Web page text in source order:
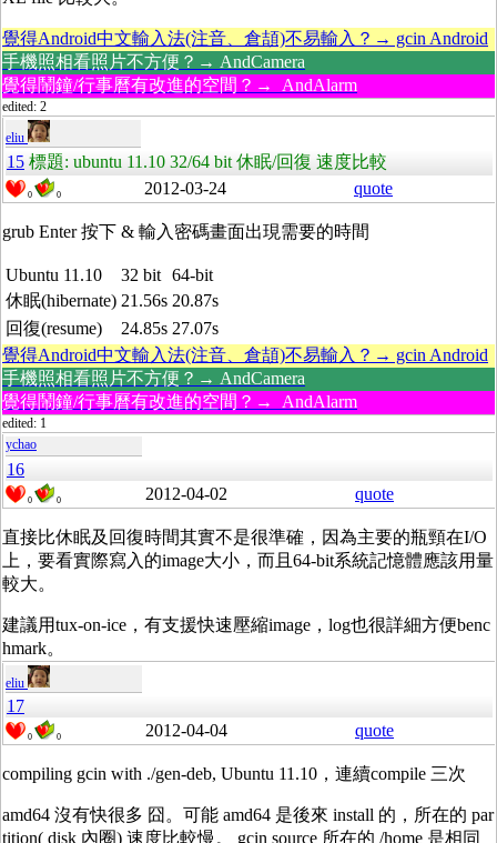
覺得Android中文輸入法(注音、倉頡)不易輸入？→ gcin Android
手機照相看照片不方便？→ AndCamera
覺得鬧鐘/行事曆有改進的空間？→ AndAlarm
edited: 2
eliu
15 標題: ubuntu 11.10 32/64 bit 休眠/回復 速度比較
0 0 2012-03-24 quote
grub Enter 按下 & 輸入密碼畫面出現需要的時間
Ubuntu 11.10 32 bit 64-bit
休眠(hibernate) 21.56s 20.87s
回復(resume)
24.85s 27.07s
覺得Android中文輸入法(注音、倉頡)不易輸入？→ gcin Android
手機照相看照片不方便？→ AndCamera
覺得鬧鐘/行事曆有改進的空間？→ AndAlarm
edited: 1
ychao
16
0 0 2012-04-02 quote
直接比休眠及回復時間其實不是很準確，因為主要的瓶頸在I/O
上，要看實際寫入的image大小，而且64-bit系統記憶體應該用量
較大。
建議用tux-on-ice，有支援快速壓縮image，log也很詳細方便benc
hmark。
eliu
17
0 0 2012-04-04 quote
compiling gcin with ./gen-deb, Ubuntu 11.10，連續compile 三次
amd64 沒有快很多 囧。可能 amd64 是後來 install 的，所在的 par
tition( disk 內圈) 速度比較慢。 gcin source 所在的 /home 是相同